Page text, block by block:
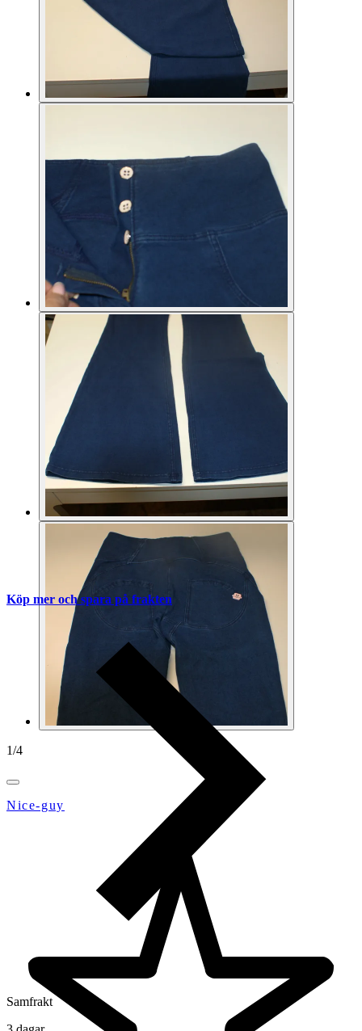
1/4
Nice-guy
Köp mer och spara på frakten
Samfrakt